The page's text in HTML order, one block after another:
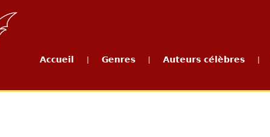
Accueil Genres Auteurs célèbres